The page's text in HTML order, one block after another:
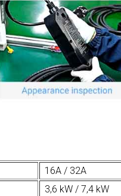
16A / 32A
3,6 kW / 7,4 kW